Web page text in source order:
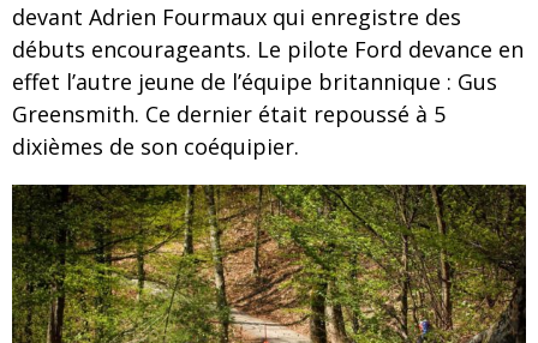
devant Adrien Fourmaux qui enregistre des
débuts encourageants. Le pilote Ford devance en
effet l’autre jeune de l’équipe britannique : Gus
Greensmith. Ce dernier était repoussé à 5
dixièmes de son coéquipier.